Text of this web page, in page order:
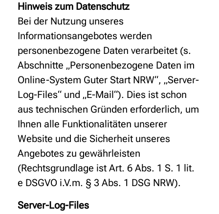
Hinweis zum Datenschutz
Bei der Nutzung unseres
Informationsangebotes werden
personenbezogene Daten verarbeitet (s.
Abschnitte „Personenbezogene Daten im
Online-System Guter Start NRW“, „Server-
Log-Files“ und „E-Mail“). Dies ist schon
aus technischen Gründen erforderlich, um
Ihnen alle Funktionalitäten unserer
Website und die Sicherheit unseres
Angebotes zu gewährleisten
(Rechtsgrundlage ist Art. 6 Abs. 1 S. 1 lit.
e DSGVO i.V.m. § 3 Abs. 1 DSG NRW).
Server-Log-Files